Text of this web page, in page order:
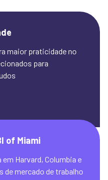
maior praticidade no
para
of Miami
Harvard, Columbia e
de mercado de trabalho